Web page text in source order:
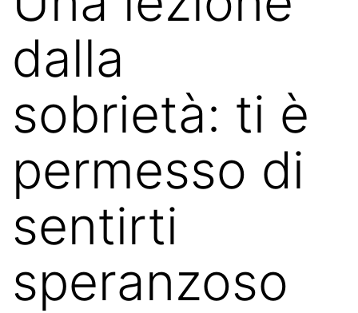
dalla
sobrietà: ti è
permesso di
sentirti
speranzoso